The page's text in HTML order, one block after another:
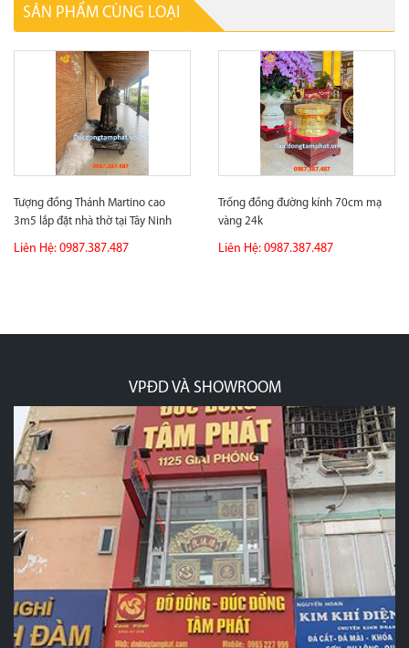
SẢN PHẨM CÙNG LOẠI
Tượng đồng Thánh Martino cao
3m5 lắp đặt nhà thờ tại Tây Ninh
Liên Hệ: 0987.387.487
Trống đồng đường kính 70cm mạ
vàng 24k
Liên Hệ: 0987.387.487
VPĐD VÀ SHOWROOM